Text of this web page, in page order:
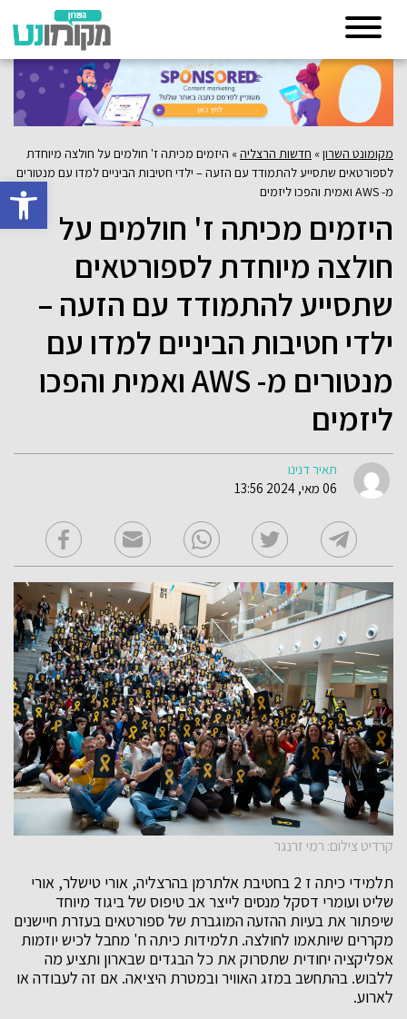
פתח
מקומונט השרון» חדשות הרצליה» היזמים מכיתה ז' חולמים על חולצה מיוחדת
לספורטאים שתסייע להתמודד עם הזעה – ילדי חטיבות הביניים למדו עם מנטורים
מ- AWS ואמית והפכו ליזמים
היזמים מכיתה ז' חולמים על
חולצה מיוחדת לספורטאים
שתסייע להתמודד עם הזעה –
ילדי חטיבות הביניים למדו עם
מנטורים מ- AWS ואמית והפכו
ליזמים
תאיר דנינו
06 מאי, 2024 13:56
קרדיט צילום: רמי זרנגר
תלמידי כיתה ז 2 בחטיבת אלתרמן בהרצליה, אורי טישלר, אורי
שליט ועומרי דסקל מנסים לייצר אב טיפוס של ביגוד מיוחד
שיפתור את בעיות ההזעה המוגברת של ספורטאים בעזרת חיישנים
מקררים שיותאמו לחולצה. תלמידות כיתה ח' מחבל לכיש יוזמות
אפליקציה יחודית שתסרוק את כל הבגדים שבארון ותציע מה
ללבוש. בהתחשב במזג האוויר ובמטרת היציאה. אם זה לעבודה או
לארוע.